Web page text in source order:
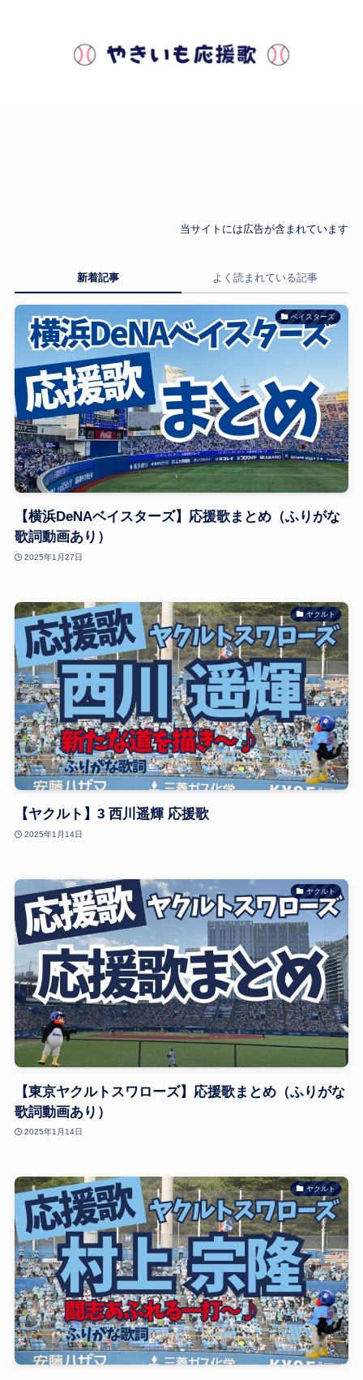
当サイトには広告が含まれています
新着記事 よく読まれている記事
ベイスターズ
【横浜DeNAベイスターズ】応援歌まとめ（ふりがな
歌詞動画あり）
2025年1月27日
ヤクルト
【ヤクルト】3 西川遥輝 応援歌
2025年1月14日
ヤクルト
【東京ヤクルトスワローズ】応援歌まとめ（ふりがな
歌詞動画あり）
2025年1月14日
ヤクルト